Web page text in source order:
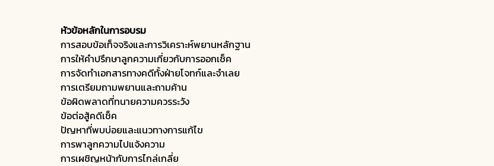
หัวข้อหลักในการอบรม
การสอบข้อเท็จจริงและการวิเคราะห์พยานหลักฐาน
การให้คำปรึกษาลูกความเกี่ยวกับการออกเช็ค
การจัดทำเอกสารทางคดีทั้งฝ่ายโจทก์และจำเลย
การเตรียมถามพยานและถามค้าน
ข้อผิดพลาดที่ทนายความควรระวัง
ข้อต่อสู้คดีเช็ค
ปัญหาที่พบบ่อยและแนวทางการแก้ไข
การพาลูกความไปแจ้งความ
การเผชิญหน้ากับการไกล่เกลี่ย